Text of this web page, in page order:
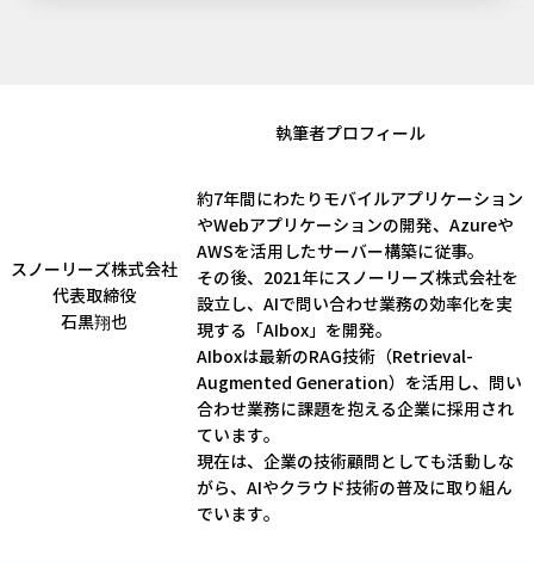
スノーリーズ株式会社​
代表取締役
石黒翔也
​執筆者プロフィール
約7年間にわたりモバイルアプリケーション
やWebアプリケーションの開発、Azureや
AWSを活用したサーバー構築に従事。
その後、2021年にスノーリーズ株式会社を
設立し、AIで問い合わせ業務の効率化を実
現する「AIbox」を開発。
AIboxは最新のRAG技術（Retrieval-
Augmented Generation）を活用し、問い
合わせ業務に課題を抱える企業に採用され
ています。
現在は、企業の技術顧問としても活動しな
がら、AIやクラウド技術の普及に取り組ん
でいます。